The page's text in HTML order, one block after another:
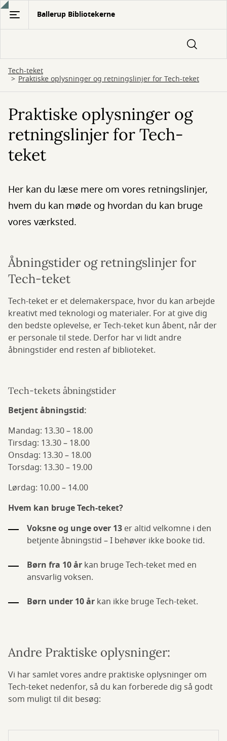
Gå
hovedindhold
Ballerup Bibliotekerne
Tech-teket
Praktiske oplysninger og retningslinjer for Tech-teket
Praktiske oplysninger og
retningslinjer for Tech-
teket
Her kan du læse mere om vores retningslinjer,
hvem du kan møde og hvordan du kan bruge
vores værksted.
Åbningstider og retningslinjer for
Tech-teket
Tech-teket er et delemakerspace, hvor du kan arbejde
kreativt med teknologi og materialer. For at give dig
den bedste oplevelse, er Tech-teket kun åbent, når der
er personale til stede. Derfor har vi lidt andre
åbningstider end resten af biblioteket.
Tech-tekets åbningstider
Betjent åbningstid:
Mandag: 13.30 – 18.00
Tirsdag: 13.30 – 18.00
Onsdag: 13.30 – 18.00
Torsdag: 13.30 – 19.00
Lørdag: 10.00 – 14.00
Hvem kan bruge Tech-teket?
Voksneog unge over 13 er altid velkomne i den
betjente åbningstid – I behøver ikke booke tid.
Børn fra 10 år kan bruge Tech-teket med en
ansvarlig voksen.
Børn under 10 år kan ikke bruge Tech-teket.
Andre Praktiske oplysninger:
Vi har samlet vores andre praktiske oplysninger om
Tech-teket nedenfor, så du kan forberede dig så godt
som muligt til dit besøg: